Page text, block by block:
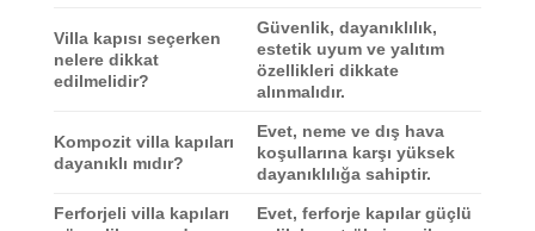
Villa kapısı seçerken
nelere dikkat
edilmelidir?
Güvenlik, dayanıklılık,
estetik uyum ve yalıtım
özellikleri dikkate
alınmalıdır.
Kompozit villa kapıları
dayanıklı mıdır?
Evet, neme ve dış hava
koşullarına karşı yüksek
dayanıklılığa sahiptir.
Ferforjeli villa kapıları
Evet, ferforje kapılar güçlü